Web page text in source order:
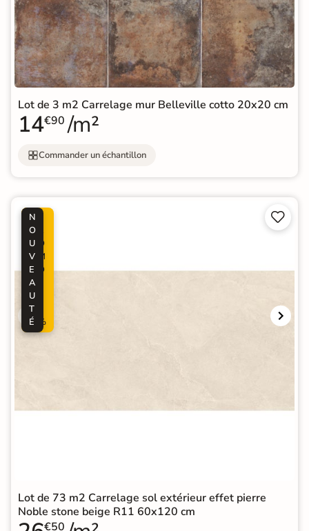
Lot de 3 m2 Carrelage mur Belleville cotto 20x20 cm
14€90 /m²
Commander un échantillon
R
O
M
O
%
N
O
U
V
E
A
U
T
É


Lot de 73 m2 Carrelage sol extérieur effet pierre
Noble stone beige R11 60x120 cm
€50